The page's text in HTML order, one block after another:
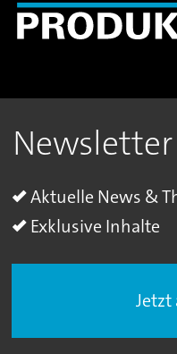
Newsletter
Aktuelle News &
Exklusive Inhalte
Jetzt